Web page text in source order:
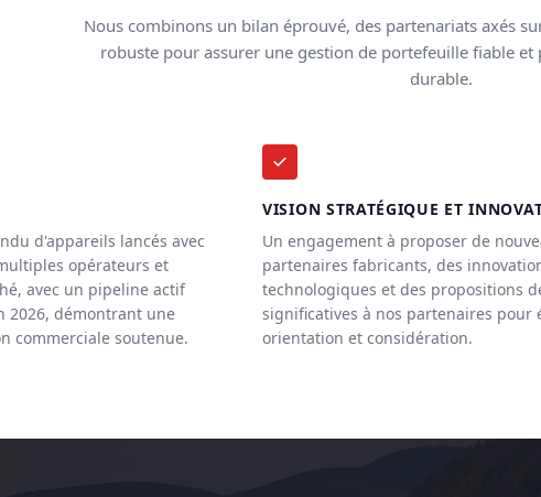
Nous combinons un bilan éprouvé, des partenariats axés
robuste pour assurer une gestion de portefeuille fiable et
durable.
d'appareils lancés avec
opérateurs et
avec un pipeline actif
2026, démontrant une
commerciale soutenue.
VISION STRATÉGIQUE ET
Un engagement à proposer de
partenaires fabricants, des
technologiques et des propositions
significatives à nos partenaires pour
orientation et considération.